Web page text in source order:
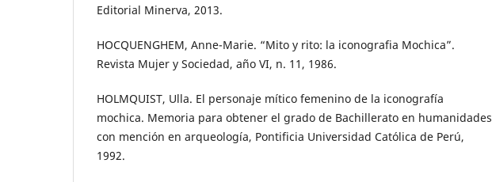
Editorial Minerva, 2013.
HOCQUENGHEM, Anne-Marie. “Mito y rito: la iconografia Mochica”.
Revista Mujer y Sociedad, año VI, n. 11, 1986.
HOLMQUIST, Ulla. El personaje mítico femenino de la iconografía
mochica. Memoria para obtener el grado de Bachillerato en humanidades
con mención en arqueología, Pontificia Universidad Católica de Perú,
1992.